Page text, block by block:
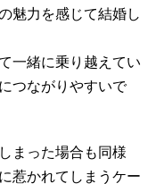
魅力を感じて結婚し
一緒に乗り越えてい
つながりやすいで
まった場合も同様
惹かれてしまうケー